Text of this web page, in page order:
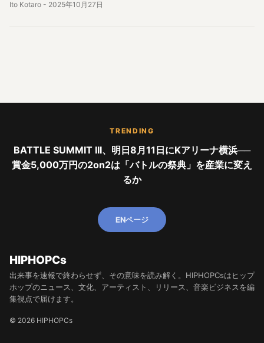
Ito Kotaro - 2025年10月27日
TRENDING
BATTLE SUMMIT III、明日8月11日にKアリーナ横浜──
賞金5,000万円の2on2は「バトルの祭典」を産業に変え
るか
ENページ
HIPHOPCs
出来事を速報で終わらせず、その意味を読み解く。HIPHOPCsはヒップ
ホップのニュース、文化、アーティスト、リリース、音楽ビジネスを編
集視点で届けます。
© 2026 HIPHOPCs